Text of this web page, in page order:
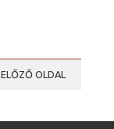
ELŐZŐ OLDAL